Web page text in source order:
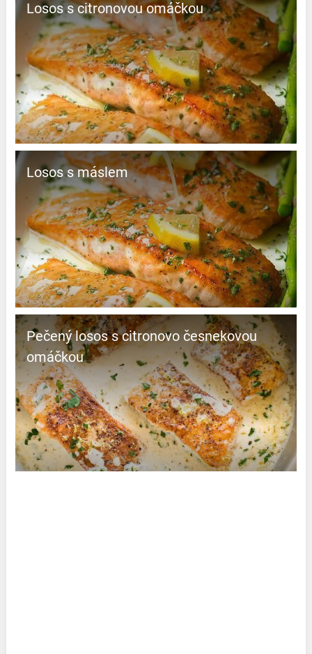
Losos s citronovou omáčkou
Losos s máslem
Pečený losos s citronovo česnekovou
omáčkou